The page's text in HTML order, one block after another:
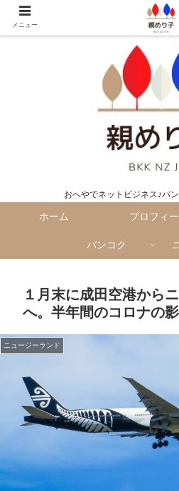
おへやでネットビジネス♪バ
ホーム プロフィ
バンコク
１月末に成田空港から
へ。半年間のコロナの
ニュージーランド
メニュー